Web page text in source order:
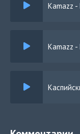
Kamazz -
Kamazz -